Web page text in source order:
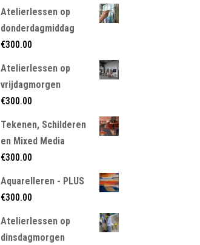
Atelierlessen op
donderdagmiddag
€300.00
Atelierlessen op
vrijdagmorgen
€300.00
Tekenen, Schilderen
en Mixed Media
€300.00
Aquarelleren - PLUS
€300.00
Atelierlessen op
dinsdagmorgen